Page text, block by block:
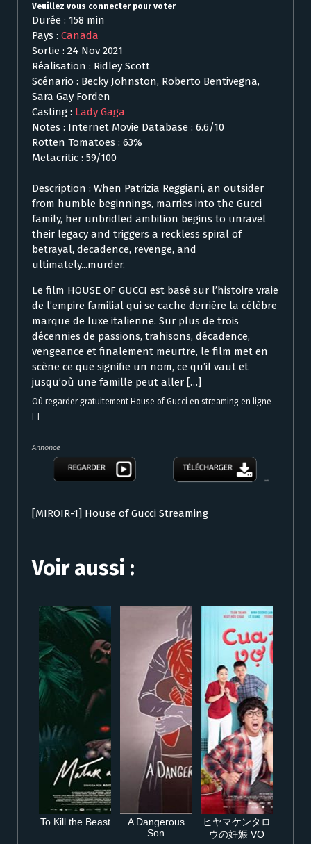
Veuillez vous connecter pour voter
Durée : 158 min
Pays : Canada
Sortie : 24 Nov 2021
Réalisation : Ridley Scott
Scénario : Becky Johnston, Roberto Bentivegna,
Sara Gay Forden
Casting : Lady Gaga
Notes : Internet Movie Database : 6.6/10
Rotten Tomatoes : 63%
Metacritic : 59/100
Description : When Patrizia Reggiani, an outsider
from humble beginnings, marries into the Gucci
family, her unbridled ambition begins to unravel
their legacy and triggers a reckless spiral of
betrayal, decadence, revenge, and
ultimately...murder.
Le film HOUSE OF GUCCI est basé sur l’histoire vraie
de l’empire familial qui se cache derrière la célèbre
marque de luxe italienne. Sur plus de trois
décennies de passions, trahisons, décadence,
vengeance et finalement meurtre, le film met en
scène ce que signifie un nom, ce qu’il vaut et
jusqu’où une famille peut aller […]
Où regarder gratuitement House of Gucci en streaming en ligne
Annonce
[MIROIR-1] House of Gucci Streaming
Voir aussi :
To Kill the Beast
A Dangerous
Son
ヒヤマケンタロ
ウの妊娠 VO